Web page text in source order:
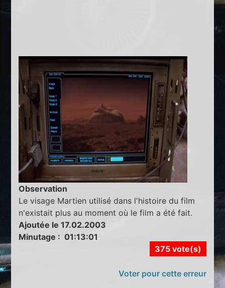
Observation
Le visage Martien utilisé dans l'histoire du film
n'existait plus au moment où le film a été fait.
Ajoutée le 17.02.2003
Minutage : 01:13:01
375 vote(s)
Voter pour cette erreur